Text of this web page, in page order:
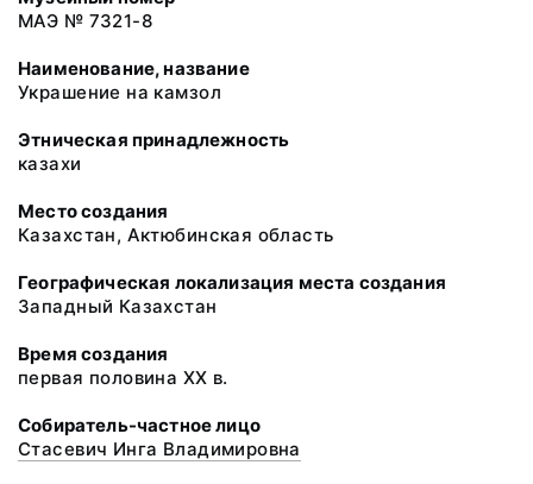
МАЭ № 7321-8
Наименование, название
Украшение на камзол
Этническая принадлежность
казахи
Место создания
Казахстан, Актюбинская область
Географическая локализация места создания
Западный Казахстан
Время создания
первая половина XX в.
Собиратель-частное лицо
Стасевич Инга Владимировна